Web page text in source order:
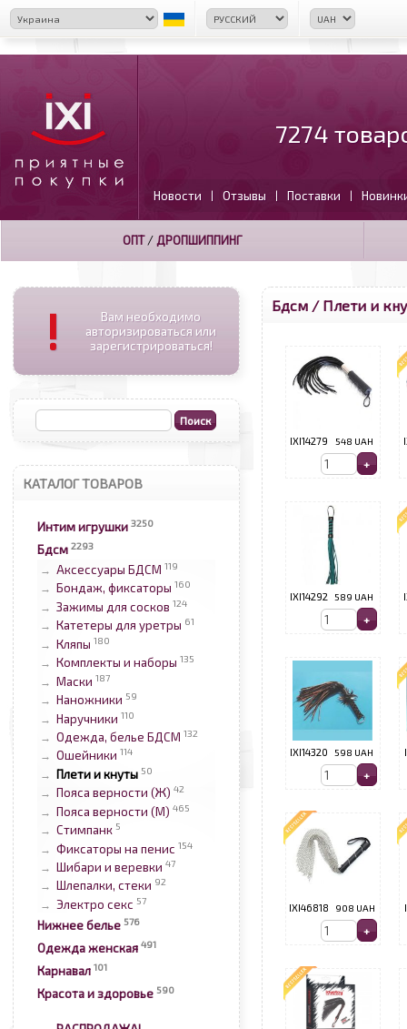
7274
Новости | Отзывы | Поставки |
ОПТ/ ДРОПШИППИНГ
!
Вам необходимо
авторизироваться или
зарегистрироваться!
КАТАЛОГ ТОВАРОВ
Интим игрушки 3250
Бдсм 2293
→ Аксессуары БДСМ 119
→ Бондаж, фиксаторы 160
→ Зажимы для сосков 124
→ Катетеры для уретры 61
→ Кляпы 180
→ Комплекты и наборы 135
→ Маски 187
→ Наножники 59
→ Наручники 110
→ Одежда, белье БДСМ 132
→ Ошейники 114
→ Плети и кнуты 50
→ Пояса верности (Ж) 42
→ Пояса верности (М) 465
→ Стимпанк 5
→ Фиксаторы на пенис 154
→ Шибари и веревки 47
→ Шлепалки, стеки 92
→ Электро секс 57
Нижнее белье 576
Одежда женская 491
Карнавал 101
Красота и здоровье 590
Бдсм / Плети и
IXI14279 548 UAH
IXI14292 589 UAH
IXI14320 598 UAH
IXI46818 908 UAH